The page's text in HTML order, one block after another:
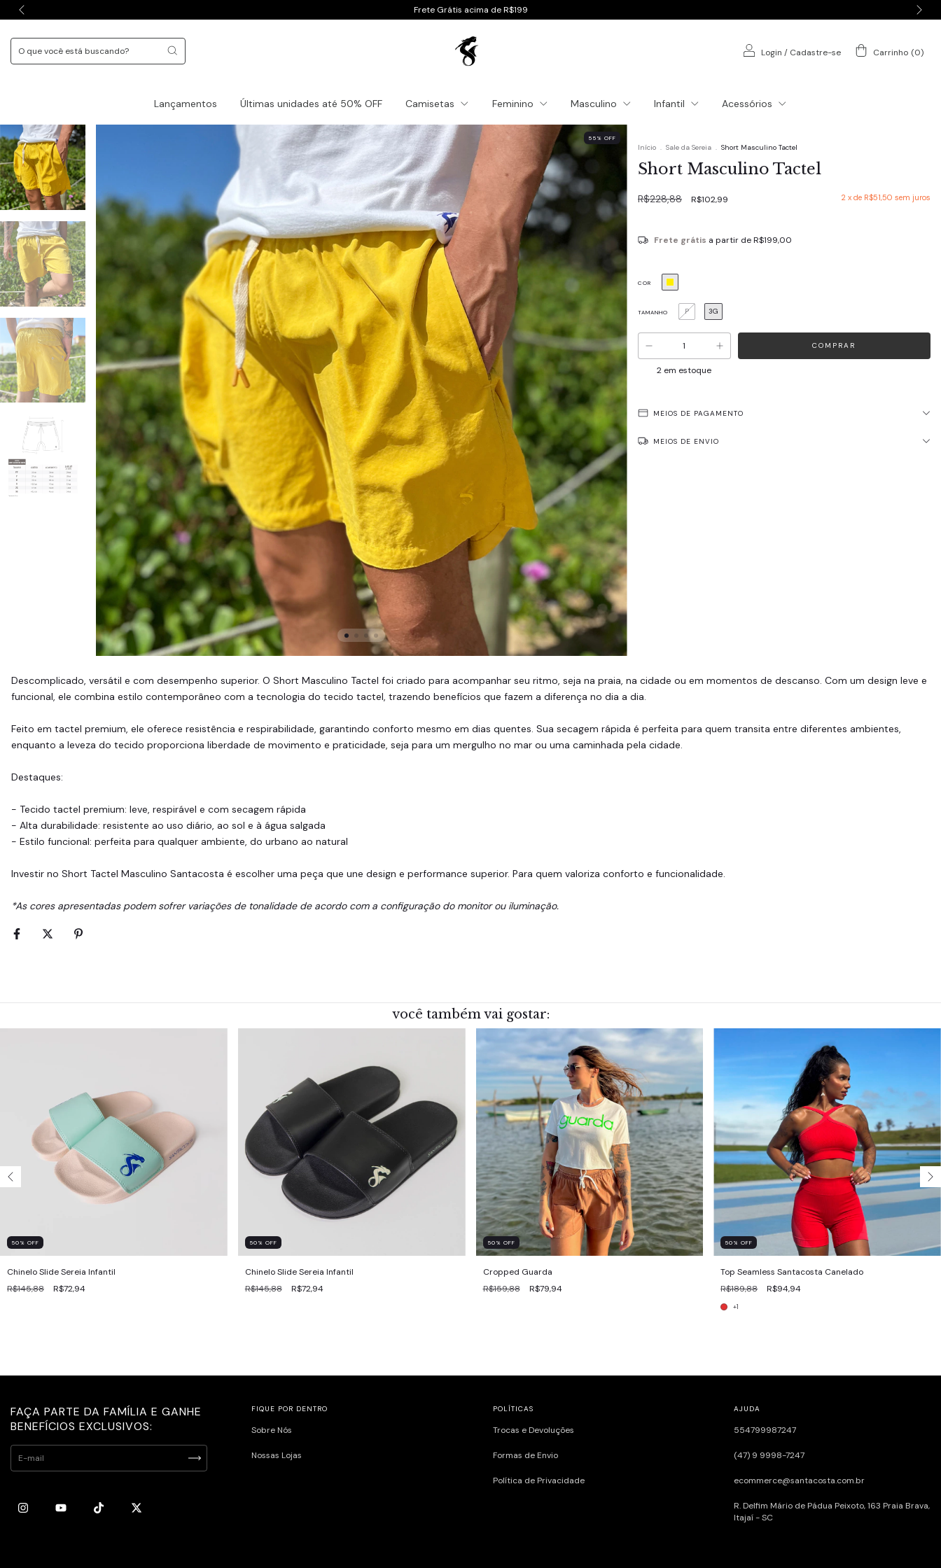
Frete Grátis acima de R$199
Login / Cadastre-se Carrinho (0)
Lançamentos Últimas unidades até 50% OFF Camisetas Feminino Masculino Infantil Acessórios
55 % OFF
Início . Sale da Sereia . Short Masculino Tactel
Short Masculino Tactel
R$228,88 R$102,99 2 x de R$51,50 sem juros
Frete grátis a partir deR$199,00
COR
TAMANHO P 3G
2 em estoque
MEIOS DE PAGAMENTO
MEIOS DE ENVIO
Descomplicado, versátil e com desempenho superior. O Short Masculino Tactel foi criado para acompanhar seu ritmo, seja na praia, na cidade ou em momentos de descanso. Com um design leve e
funcional, ele combina estilo contemporâneo com a tecnologia do tecido tactel, trazendo benefícios que fazem a diferença no dia a dia.
Feito em tactel premium, ele oferece resistência e respirabilidade, garantindo conforto mesmo em dias quentes. Sua secagem rápida é perfeita para quem transita entre diferentes ambientes,
enquanto a leveza do tecido proporciona liberdade de movimento e praticidade, seja para um mergulho no mar ou uma caminhada pela cidade.
Destaques:
- Tecido tactel premium: leve, respirável e com secagem rápida
- Alta durabilidade: resistente ao uso diário, ao sol e à água salgada
- Estilo funcional: perfeita para qualquer ambiente, do urbano ao natural
Investir no Short Tactel Masculino Santacosta é escolher uma peça que une design e performance superior. Para quem valoriza conforto e funcionalidade.
*As cores apresentadas podem sofrer variações de tonalidade de acordo com a configuração do monitor ou iluminação.
você também vai gostar:
50 % OFF
Chinelo Slide Sereia Infantil
R$145,88
R$72,94
50 % OFF
Chinelo Slide Sereia Infantil
R$145,88
R$72,94
50 % OFF
Cropped Guarda
R$159,88
R$79,94
50 %OFF
Top Seamless Santacosta Canelado
R$189,88
R$94,94
+1
FAÇA PARTE DA FAMÍLIA E GANHE
BENEFÍCIOS EXCLUSIVOS:
FIQUE POR DENTRO
Sobre Nós
Nossas Lojas
POLÍTICAS
Trocas e Devoluções
Formas de Envio
Política de Privacidade
AJUDA
554799987247
(47) 9 9998-7247
ecommerce@santacosta.com.br
R. Delfim Mário de Pádua Peixoto, 163ㅤㅤㅤㅤㅤㅤㅤㅤㅤㅤㅤㅤ Praia Brava,
Itajaí - SC